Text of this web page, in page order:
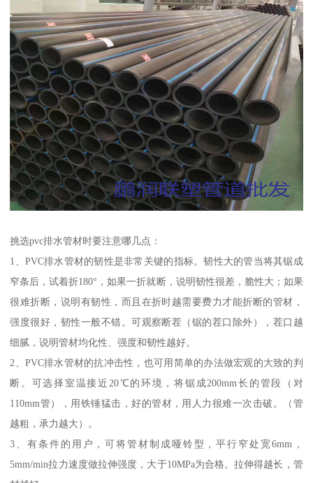
挑选pvc排水管材时要注意哪几点：
1、PVC排水管材的韧性是非常关键的指标。韧性大的管当将其锯成
窄条后，试着折180°，如果一折就断，说明韧性很差，脆性大；如果
很难折断，说明有韧性，而且在折时越需要费力才能折断的管材，
强度很好，韧性一般不错。可观察断茬（锯的茬口除外），茬口越
细腻，说明管材均化性、强度和韧性越好。
2、PVC排水管材的抗冲击性，也可用简单的办法做宏观的大致的判
断。可选择室温接近20℃的环境，将锯成200mm长的管段（对
110mm管），用铁锤猛击，好的管材，用人力很难一次击破。（管
越粗，承力越大）。
3、有条件的用户，可将管材制成哑铃型，平行窄处宽6mm，
5mm/min拉力速度做拉伸强度，大于10MPa为合格。拉伸得越长，管